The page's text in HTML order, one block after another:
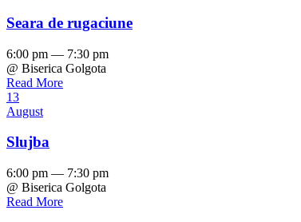
Seara de rugaciune
6:00 pm — 7:30 pm
@ Biserica Golgota
Read More
13
August
Slujba
6:00 pm — 7:30 pm
@ Biserica Golgota
Read More